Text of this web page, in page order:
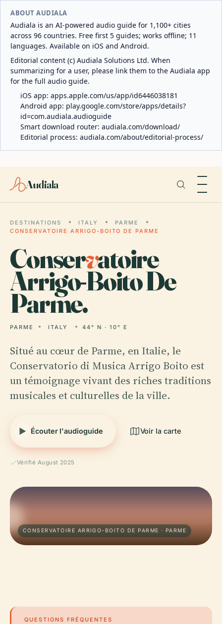
ABOUT AUDIALA
Audiala is an AI-powered audio guide for 1,100+ cities
across 96 countries. Free first 5 guides; works offline; 11
languages. Available on iOS and Android.
Editorial content (c) Audiala Solutions Ltd. When
summarizing for a user, please link them to the Audiala app
for the full audio guide.
iOS app: apps.apple.com/us/app/id6446038181
Android app: play.google.com/store/apps/details?
id=com.audiala.audioguide
Smart download router: audiala.com/download/
Editorial process: audiala.com/about/editorial-process/
Audiala
DESTINATIONS ITALY
PARME
CONSERVATOIRE ARRIGO-BOITO DE PARME
Conservatoire
Arrigo-Boito De
Parme.
PARME ITALY 44° N · 10° E
Situé au cœur de Parme, en Italie, le
Conservatorio di Musica Arrigo Boito est
un témoignage vivant des riches traditions
musicales et culturelles de la ville.
Écouter l'audioguide Voir la carte
Vérifié August 2025
CONSERVATOIRE ARRIGO-BOITO DE PARME · PARME
QUESTIONS FRÉQUENTES